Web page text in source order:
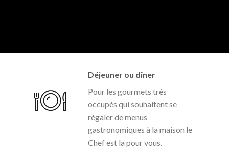
Déjeuner ou dîner
Pour les gourmets très
occupés qui souhaitent se
régaler de menus
gastronomiques à la maison le
Chef est la pour vous.